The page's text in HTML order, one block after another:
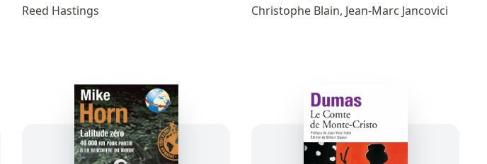
Reed Hastings Christophe Blain, Jean-Marc Jancovici